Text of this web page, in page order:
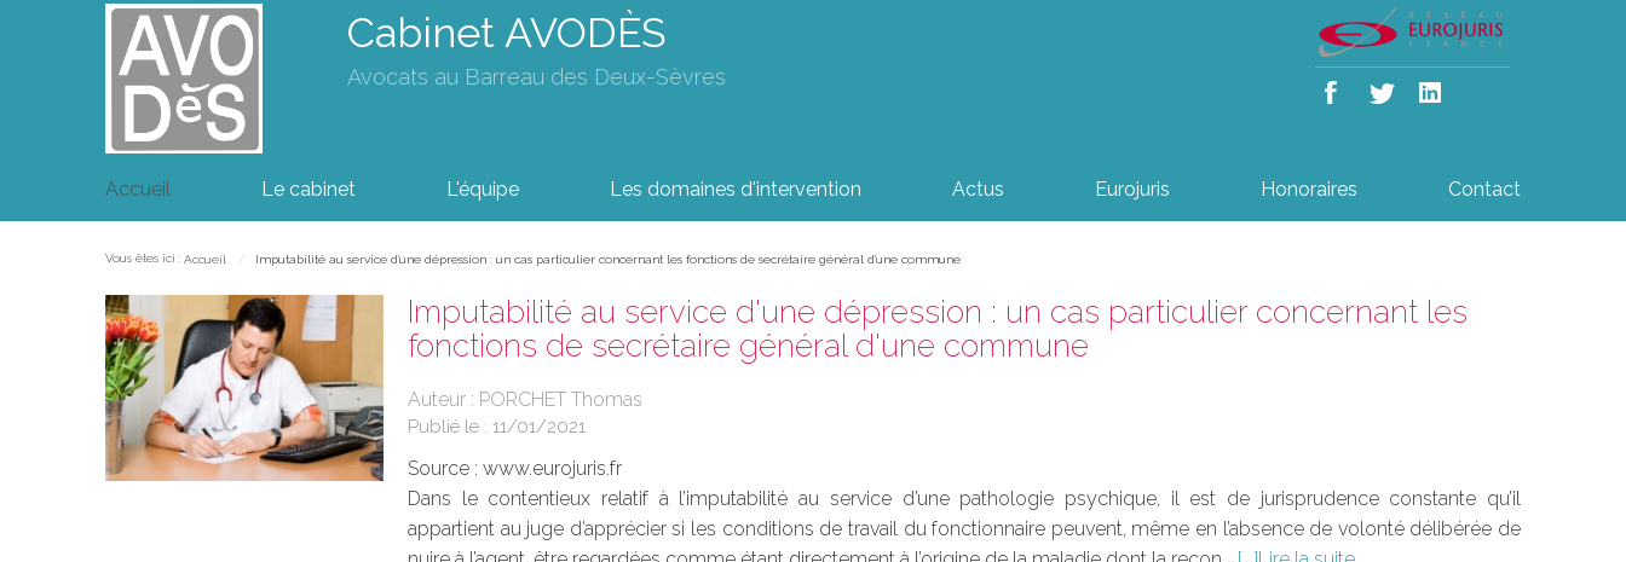
Cabinet AVODÈS
Avocats au Barreau des Deux-Sèvres
Accueil Le cabinet L'équipe Les domaines d'intervention Actus Eurojuris Honoraires Contact
Vous êtes ici : Accueil Imputabilité au service d'une dépression : un cas particulier concernant les fonctions de secrétaire général d'une commune
Imputabilité au service d'une dépression : un cas particulier concernant les
fonctions de secrétaire général d'une commune
Auteur : PORCHET Thomas
Publié le : 11/01/2021
Source : www.eurojuris.fr
Dans le contentieux relatif à l’imputabilité au service d’une pathologie psychique, il est de jurisprudence constante qu’il
appartient au juge d’apprécier si les conditions de travail du fonctionnaire peuvent, même en l’absence de volonté délibérée de